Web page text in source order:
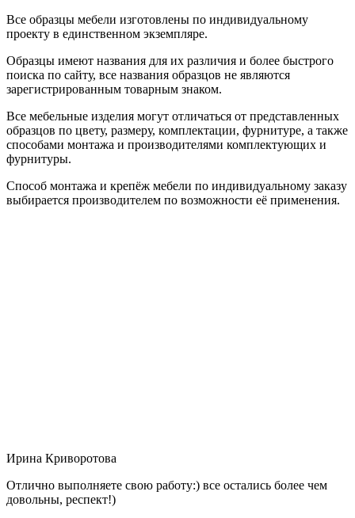
Все образцы мебели изготовлены по индивидуальному
проекту в единственном экземпляре.
Образцы имеют названия для их различия и более быстрого
поиска по сайту, все названия образцов не являются
зарегистрированным товарным знаком.
Все мебельные изделия могут отличаться от представленных
образцов по цвету, размеру, комплектации, фурнитуре, а также
способами монтажа и производителями комплектующих и
фурнитуры.
Способ монтажа и крепёж мебели по индивидуальному заказу
выбирается производителем по возможности её применения.
Ирина Криворотова
Отлично выполняете свою работу:) все остались более чем
довольны, респект!)